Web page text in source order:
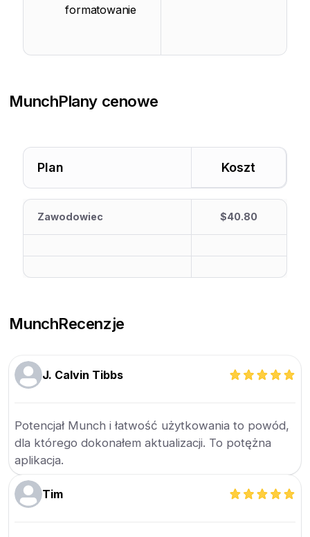
formatowanie
MunchPlany cenowe
Plan Koszt
Zawodowiec $40.80
MunchRecenzje
J. Calvin Tibbs
Potencjał Munch i łatwość użytkowania to powód,
dla którego dokonałem aktualizacji. To potężna
aplikacja.
Tim